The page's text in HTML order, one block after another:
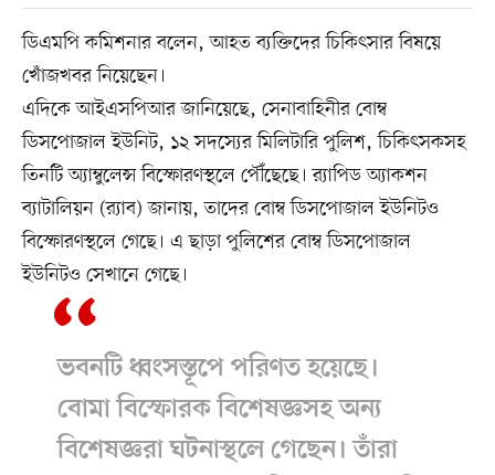
ডিএমপি কমিশনার বলেন, আহত ব্যক্তিদের চিকিৎসার বিষয়ে
খোঁজখবর নিয়েছেন।
এদিকে আইএসপিআর জানিয়েছে, সেনাবাহিনীর বোম্ব
ডিসপোজাল ইউনিট, ১২ সদস্যের মিলিটারি পুলিশ, চিকিৎসকসহ
তিনটি অ্যাম্বুলেন্স বিস্ফোরণস্থলে পৌঁছেছে। র‌্যাপিড অ্যাকশন
ব্যাটালিয়ন (র‌্যাব) জানায়, তাদের বোম্ব ডিসপোজাল ইউনিটও
বিস্ফোরণস্থলে গেছে। এ ছাড়া পুলিশের বোম্ব ডিসপোজাল
ইউনিটও সেখানে গেছে।
ভবনটি ধ্বংসস্তূপে পরিণত হয়েছে।
বোমা বিস্ফোরক বিশেষজ্ঞসহ অন্য
বিশেষজ্ঞরা ঘটনাস্থলে গেছেন। তাঁরা